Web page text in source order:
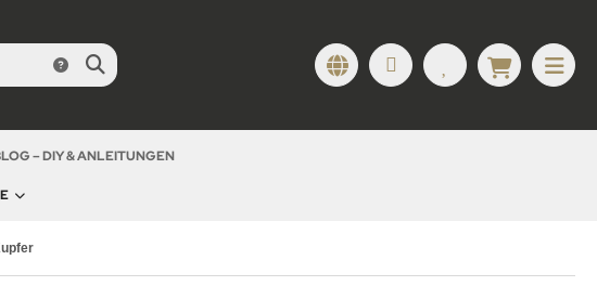
– DIY & ANLEITUNGEN